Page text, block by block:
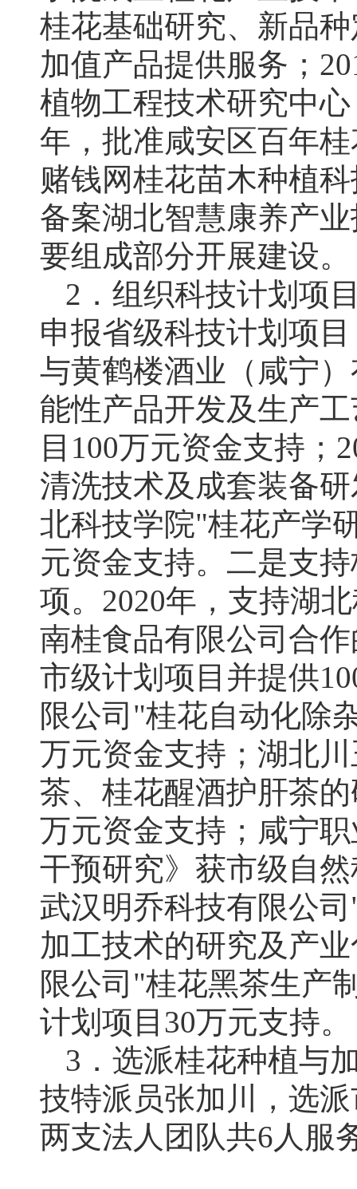
桂花基础研究、新品
加值产品提供服务；
植物工程技术研究中
年，批准咸安区百年
赌钱网桂花苗木种植
备案湖北智慧康养产
要组成部分开展建设。
2．组织科技计划项
申报省级科技计划项
与黄鹤楼酒业（咸宁
能性产品开发及生产
目100万元资金支持；
清洗技术及成套装备
北科技学院"桂花产学
元资金支持。二是支
项。2020年，支持湖
南桂食品有限公司合
市级计划项目并提供
限公司"桂花自动化除
万元资金支持；湖北
茶、桂花醒酒护肝茶
万元资金支持；咸宁
干预研究》获市级自
武汉明乔科技有限公
加工技术的研究及产
限公司"桂花黑茶生产
计划项目30万元支持。
3．选派桂花种植与
技特派员张加川，选
两支法人团队共6人服